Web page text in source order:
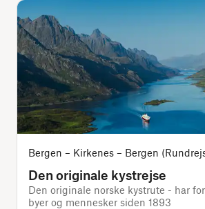
Bergen – Kirkenes – Bergen
Den originale kystrejse
Den originale norske kystrute - har
byer og mennesker siden 1893